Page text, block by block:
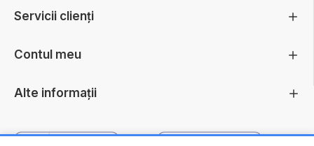
Servicii clienți
Contul meu
Alte informații